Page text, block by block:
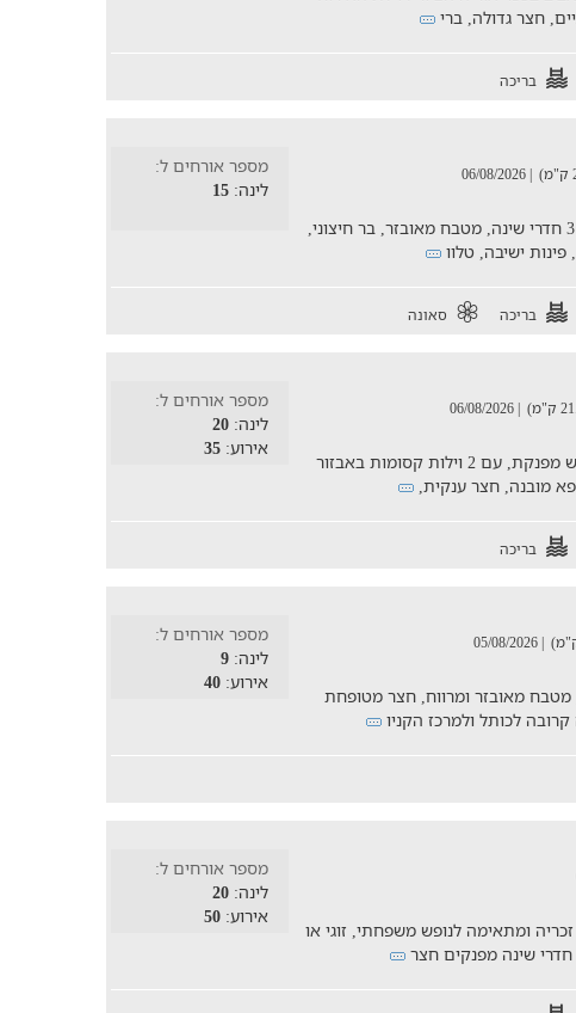
בריכה
| 06/08/2026
בריכת שחייה, בריכת זרמים מחוממת, 3 חדרי שינה, מטבח מאובזר, בר חיצוני,
פינות ישיבה, טלוו
מספר אורחים ל:
לינה:15
בריכה סאונה
| 06/08/2026
מתחם וילה רגע בלבן מציעה חווית נופש מפנקת, עם 2 וילות קסומות באבזור
מובנה, חצר ענקית,
מספר אורחים ל:
לינה:20
אירוע:35
בריכה
| 05/08/2026
מעוצבות, מטבח מאובזר ומרווח, חצר מטופחת
לכותל ולמרכז הקניו
מספר אורחים ל:
לינה:9
אירוע:40
ומתאימה לנופש משפחתי, זוגי או
מספר אורחים ל:
לינה:20
אירוע:50